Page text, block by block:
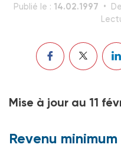
Publié le : 14.02.1997
Mise à jour au 11
Revenu